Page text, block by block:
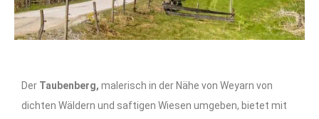
Der Taubenberg, malerisch in der Nähe von Weyarn von
dichten Wäldern und saftigen Wiesen umgeben, bietet mit